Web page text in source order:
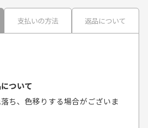
。丁寧
、商品
た。気
30代男性
来ました。またお願いし
をご指定頂けます。
定下さい。
支払いの方法 返品について
ついて
ち、色移りする場合がございま